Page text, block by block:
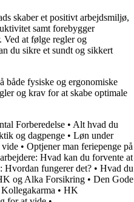
skaber et positivt arbejdsmiljø,
samt forebygger
Ved at følge regler og
du sikre et sundt og sikkert
fysiske og ergonomiske
og krav for at skabe optimale
Forberedelse • Alt hvad du
og dagpenge • Løn under
vide • Optjener man feriepenge på
Hvad kan du forvente at
Hvordan fungerer det? • Hvad du
og Alka Forsikring • Den Gode
• HK